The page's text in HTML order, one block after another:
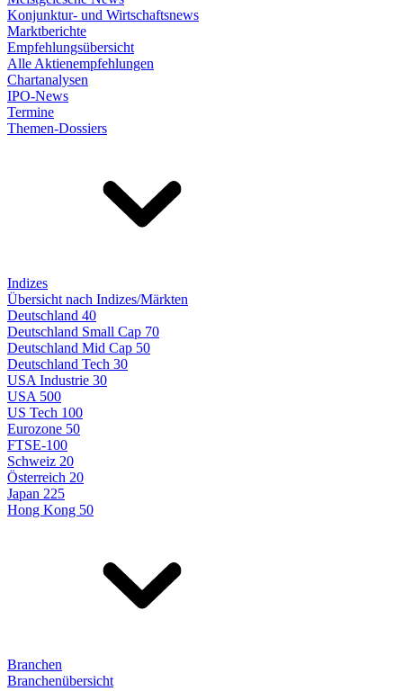
Konjunktur- und Wirtschaftsnews
Marktberichte
Empfehlungsübersicht
Alle Aktienempfehlungen
Chartanalysen
IPO-News
Termine
Themen-Dossiers
Indizes
Übersicht nach Indizes/Märkten
Deutschland 40
Deutschland Small Cap 70
Deutschland Mid Cap 50
Deutschland Tech 30
USA Industrie 30
USA 500
US Tech 100
Eurozone 50
FTSE-100
Schweiz 20
Österreich 20
Japan 225
Hong Kong 50
Branchen
Branchenübersicht